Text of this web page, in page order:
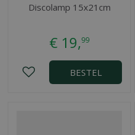
Discolamp 15x21cm
€ 19,99
BESTEL